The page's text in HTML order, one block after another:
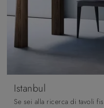
Istanbul